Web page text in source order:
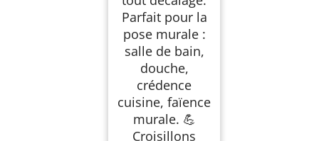
Parfait pour la
pose murale :
salle de bain,
douche,
crédence
cuisine, faïence
murale. 💪
Croisillons